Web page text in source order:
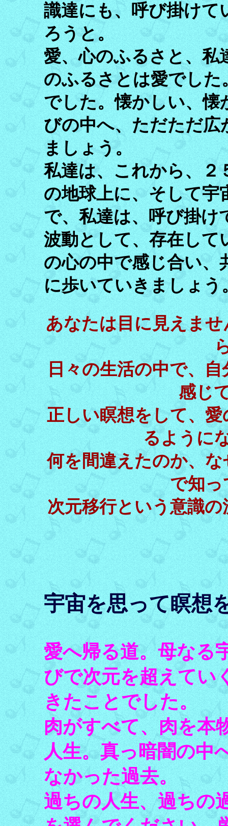
識達にも、呼び掛けて
ろうと。
愛、心のふるさと、私
のふるさとは愛でした
でした。懐かしい、懐
びの中へ、ただただ
ましょう。
私達は、これから、２
の地球上に、そして宇
で、私達は、呼び掛け
波動として、存在して
の心の中で感じ合い、
に歩いていきましょう
あなたは目に見えま
日々の生活の中で、
感じ
正しい瞑想をして、
るように
何を間違えたのか、
で知っ
次元移行という意識
宇宙を思って瞑想
愛へ帰る道。母なる
びで次元を超えてい
きたことでした。
肉がすべて、肉を本
人生。真っ暗闇の中
なかった過去。
過ちの人生、過ちの